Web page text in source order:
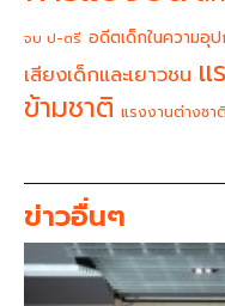
จบ ป-ตรี อดีตเด็กในความอุป
เสียงเด็กและเยาวชน แ
ข้ามชาติ แรงงานต่างชา
ข่าวอื่นๆ